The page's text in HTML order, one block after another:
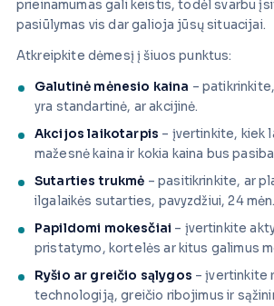
prieinamumas gali keistis, todėl svarbu
pasiūlymas vis dar galioja jūsų situacijai.
Atkreipkite dėmesį į šiuos punktus:
Galutinė mėnesio kaina –
yra standartinė, ar akcijinė.
Akcijos laikotarpis – įvertinkite, kiek
mažesnė kaina ir kokia kaina bus
Sutarties trukmė – pasitikrinkite, ar
ilgalaikės sutarties, pavyzdžiui, 24
Papildomi mokesčiai – įvertinkite
pristatymo, kortelės ar kitus galimus
Ryšio ar greičio sąlygos – įvertinkite
technologiją, greičio ribojimus ir